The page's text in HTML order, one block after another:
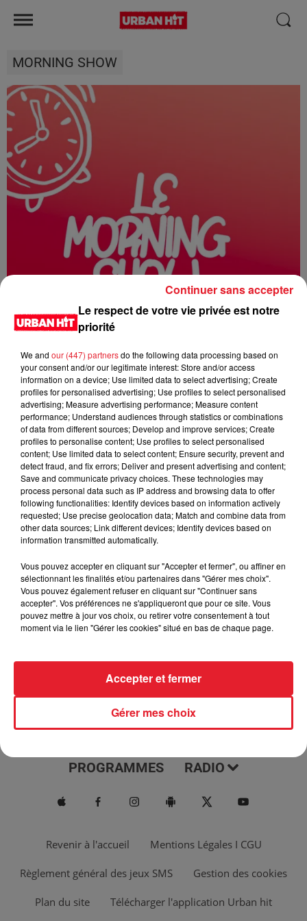
MORNING SHOW
0:00 1 min 40 sec
12 novembre 2025 - 1 min 40 sec
MORNING SHOW 07H42 du 12.11.2025
Le Morning Show
ACTUS MUSIQUES
PROGRAMMES RADIO
Revenir à l'accueil Mentions Légales I CGU
Règlement général des jeux SMS Gestion des cookies
Plan du site Télécharger l'application Urban hit
Le respect de votre vie privée est notre
priorité
We and our (447) partnersdo the following data processing based on
your consent and/or our legitimate interest: Store and/or access
information on a device; Use limited data to select advertising; Create
profiles for personalised advertising; Use profiles to select personalised
advertising; Measure advertising performance; Measure content
performance; Understand audiences through statistics or combinations
of data from different sources; Develop and improve services; Create
profiles to personalise content; Use profiles to select personalised
content; Use limited data to select content; Ensure security, prevent and
detect fraud, and fix errors; Deliver and present advertising and content;
Save and communicate privacy choices. These technologies may
process personal data such as IP address and browsing data to offer
following functionalities: Identify devices based on information actively
requested; Use precise geolocation data; Match and combine data from
other data sources; Link different devices; Identify devices based on
information transmitted automatically.
Vous pouvez accepter en cliquant sur "Accepter et fermer", ou affiner en
sélectionnant les finalités et/ou partenaires dans "Gérer mes choix".
Vous pouvez également refuser en cliquant sur "Continuer sans
accepter". Vos préférences ne s'appliqueront que pour ce site. Vous
pouvez mettre à jour vos choix, ou retirer votre consentement à tout
moment via le lien "Gérer les cookies" situé en bas de chaque page.
Gérer mes choix
Accepter et fermer
Continuer sans accepter